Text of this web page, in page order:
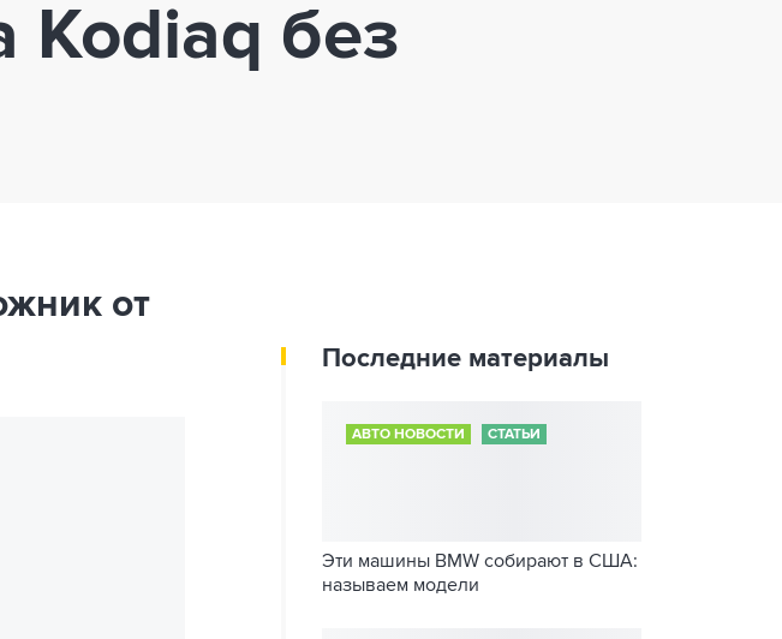
Kodiaq без
от
Последние материалы
АВТО НОВОСТИ СТАТЬИ
Эти машины BMW собирают в США:
называем модели